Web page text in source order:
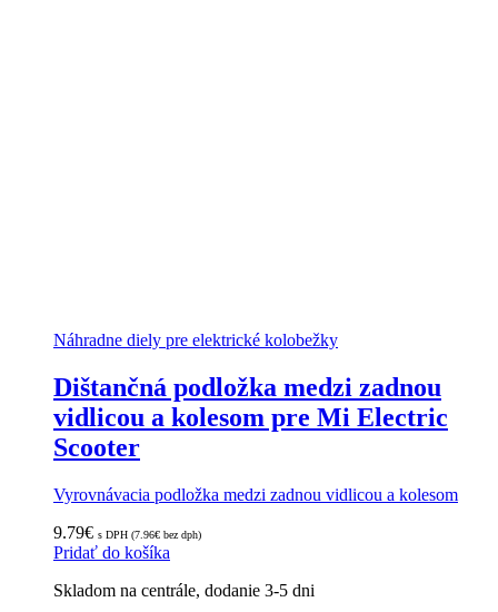
Náhradne diely pre elektrické kolobežky
Dištančná podložka medzi zadnou
vidlicou a kolesom pre Mi Electric
Scooter
Vyrovnávacia podložka medzi zadnou vidlicou a kolesom
9.79€ s DPH (7.96€ bez dph)
Pridať do košíka
Skladom na centrále, dodanie 3-5 dni